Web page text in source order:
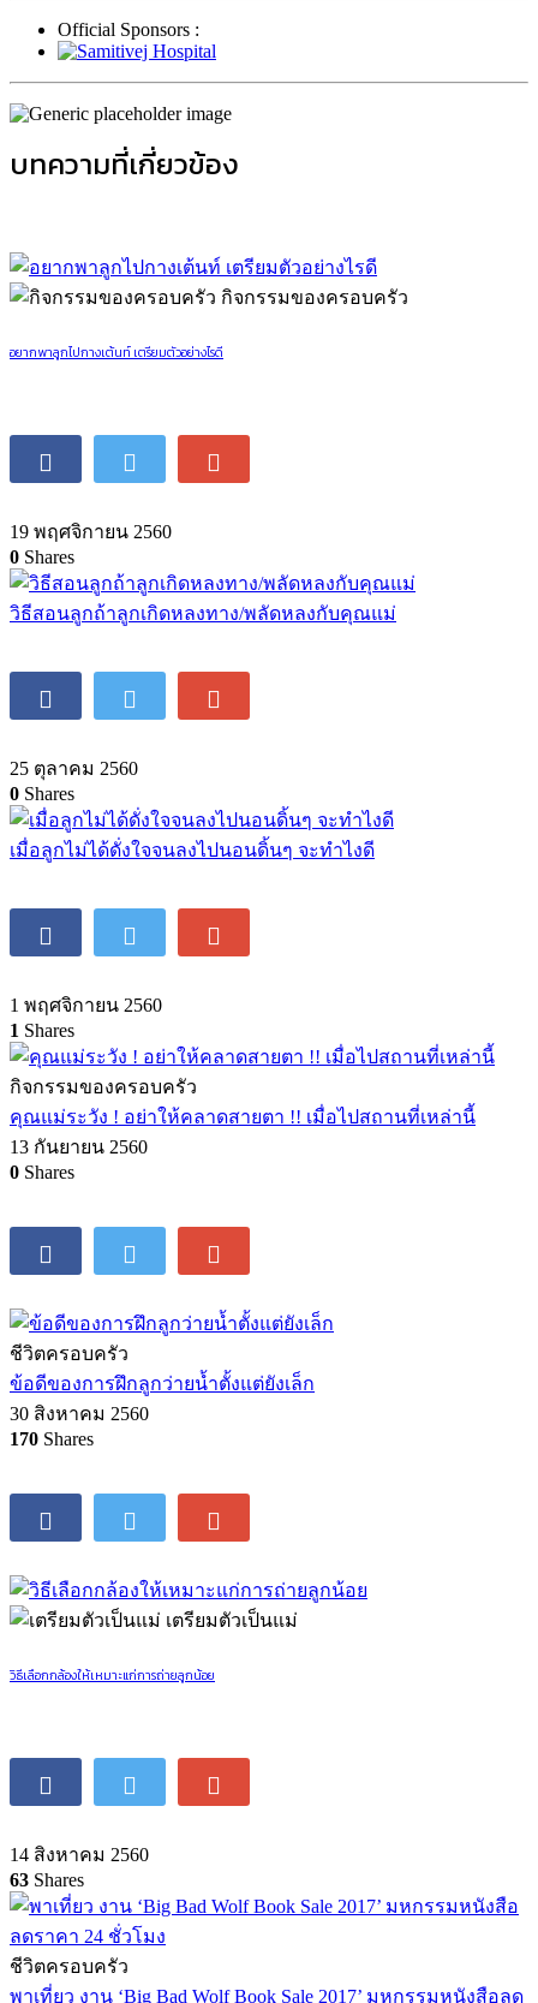
Official Sponsors :
บทความที่เกี่ยวข้อง
กิจกรรมของครอบครัว
อยากพาลูกไปกางเต้นท์ เตรียมตัวอย่างไรดี
19 พฤศจิกายน 2560
0 Shares
วิธีสอนลูกถ้าลูกเกิดหลงทาง/พลัดหลงกับคุณแม่
25 ตุลาคม 2560
0 Shares
เมื่อลูกไม่ได้ดั่งใจจนลงไปนอนดิ้นๆ จะทำไงดี
1 พฤศจิกายน 2560
1 Shares
กิจกรรมของครอบครัว
คุณแม่ระวัง ! อย่าให้คลาดสายตา !! เมื่อไปสถานที่เหล่านี้
13 กันยายน 2560
0 Shares
ชีวิตครอบครัว
ข้อดีของการฝึกลูกว่ายน้ำตั้งแต่ยังเล็ก
30 สิงหาคม 2560
170 Shares
เตรียมตัวเป็นแม่
วิธีเลือกกล้องให้เหมาะแก่การถ่ายลูกน้อย
14 สิงหาคม 2560
63 Shares
ชีวิตครอบครัว
พาเที่ยว งาน ‘Big Bad Wolf Book Sale 2017’ มหกรรมหนังสือลด